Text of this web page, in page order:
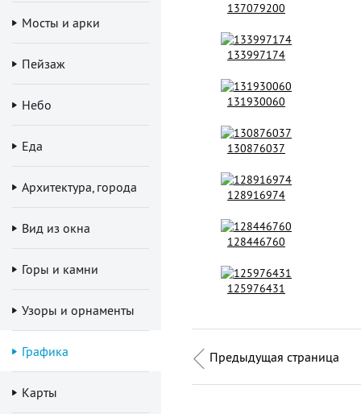
Мосты и арки
Пейзаж
Небо
Еда
Архитектура, города
Вид из окна
Горы и камни
Узоры и орнаменты
Графика
Карты
137079200
133997174
131930060
130876037
128916974
128446760
125976431
Предыдущая страница